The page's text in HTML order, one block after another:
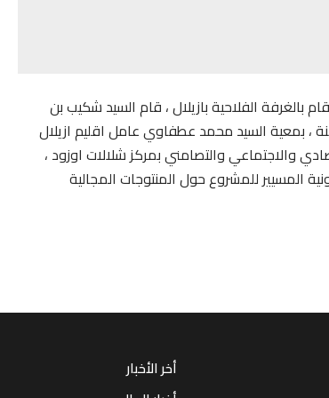
بالغرفة الفلاحية بازيلال ، قام السيد شكيب بن
، بمعية السيد محمد عطفاوي عامل اقليم ازيلال
والاجتماعي والتصامني بمركز شلالات اوزود ،
للمشروع حول المنتوجات المجالية
أخر الأخبار